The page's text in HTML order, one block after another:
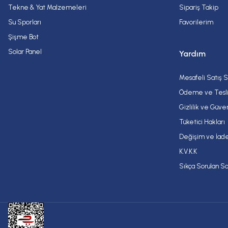
Tekne & Yat Malzemeleri
Su Sporları
Şişme Bot
Solar Panel
Sipariş Takip
Favorilerim
Yardım
Mesafeli Satış
Ödeme ve
Gizlilik ve
Tüketici Hakları
Değişim ve
K.V.K.K
Sıkça Sorulan